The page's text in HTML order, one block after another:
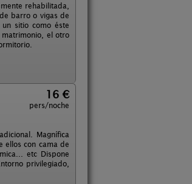
rehabilitada,
barro o vigas de
sitio como éste
el otro
16 €
pers/noche
Magnífica
ellos con cama de
etc Dispone
privilegiado,